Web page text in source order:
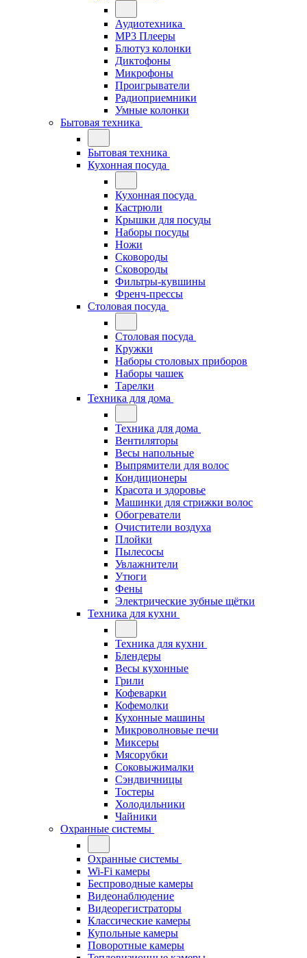
Аудиотехника
MP3 Плееры
Блютуз колонки
Диктофоны
Микрофоны
Проигрыватели
Радиоприемники
Умные колонки
Бытовая техника
Бытовая техника
Кухонная посуда
Кухонная посуда
Кастрюли
Крышки для посуды
Наборы посуды
Ножи
Сковороды
Сковороды
Фильтры-кувшины
Френч-прессы
Столовая посуда
Столовая посуда
Кружки
Наборы столовых приборов
Наборы чашек
Тарелки
Техника для дома
Техника для дома
Вентиляторы
Весы напольные
Выпрямители для волос
Кондиционеры
Красота и здоровье
Машинки для стрижки волос
Обогреватели
Очистители воздуха
Плойки
Пылесосы
Увлажнители
Утюги
Фены
Электрические зубные щётки
Техника для кухни
Техника для кухни
Блендеры
Весы кухонные
Грили
Кофеварки
Кофемолки
Кухонные машины
Микроволновые печи
Миксеры
Мясорубки
Соковыжималки
Сэндвичницы
Тостеры
Холодильники
Чайники
Охранные системы
Охранные системы
Wi-Fi камеры
Беспроводные камеры
Видеонаблюдение
Видеорегистраторы
Классические камеры
Купольные камеры
Поворотные камеры